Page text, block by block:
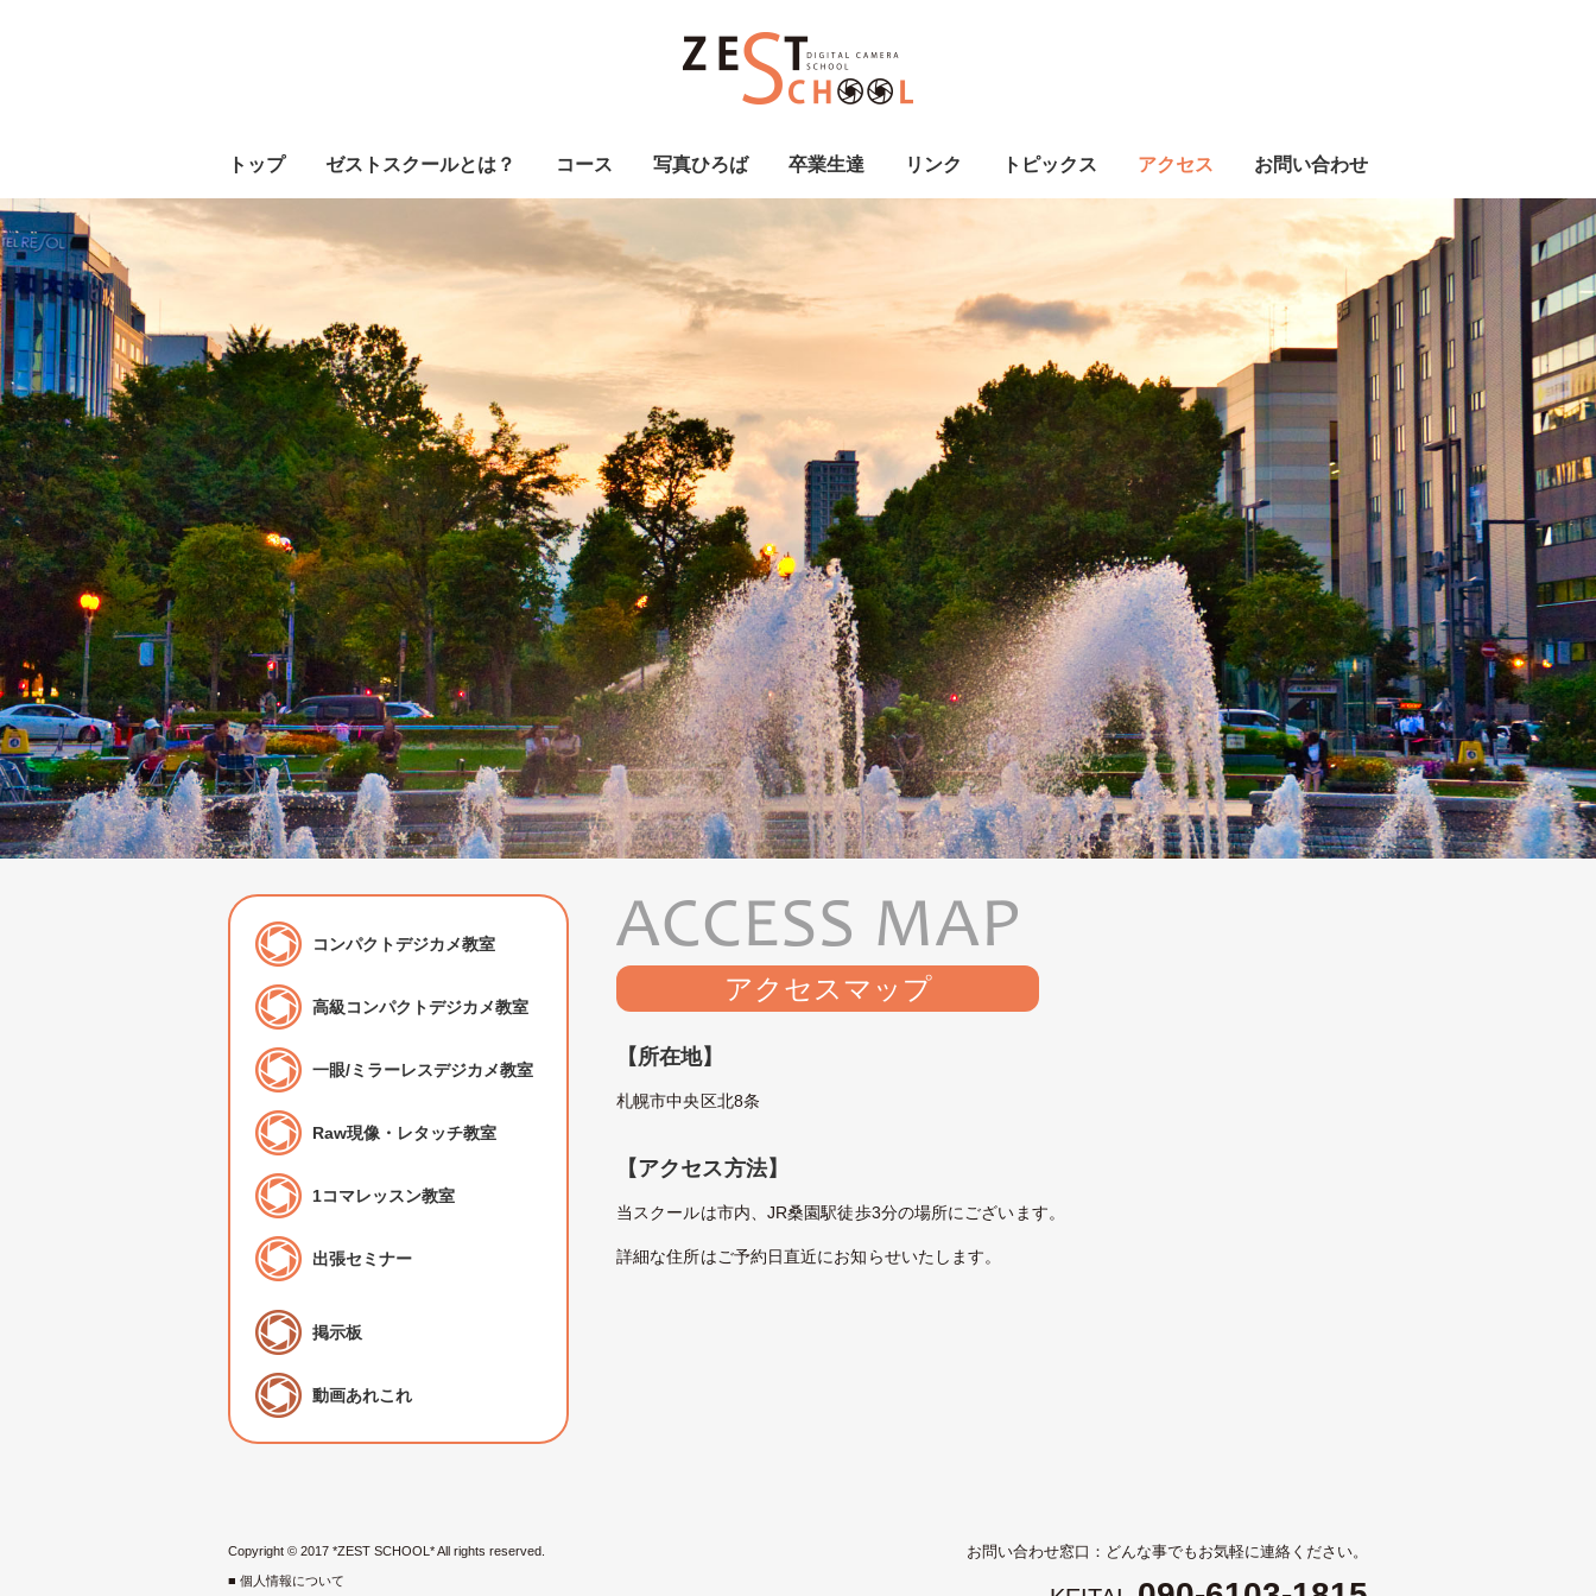
トップ ゼストスクールとは？ コース 写真ひろば 卒業生達 リンク トピックス アクセス お問い合わせ
コンパクトデジカメ教室
高級コンパクトデジカメ教室
一眼/ミラーレスデジカメ教室
Raw現像・レタッチ教室
1コマレッスン教室
出張セミナー
掲示板
動画あれこれ
アクセスマップ
【所在地】
札幌市中央区北8条
【アクセス方法】
当スクールは市内、JR桑園駅徒歩3分の場所にございます。
詳細な住所はご予約日直近にお知らせいたします。
Copyright © 2017 *ZEST SCHOOL* All rights reserved.
■ 個人情報について
お問い合わせ窓口：どんな事でもお気軽に連絡ください。